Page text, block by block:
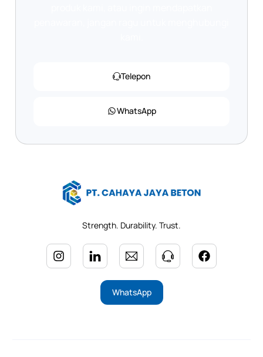
Telepon
WhatsApp
Strength. Durability. Trust.
WhatsApp